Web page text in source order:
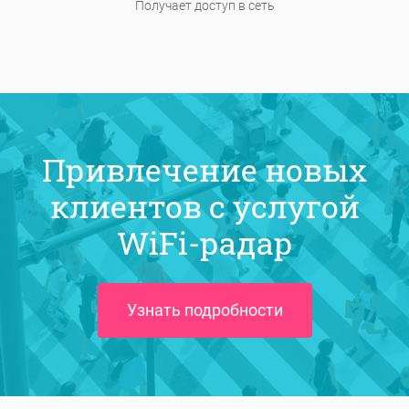
Получает доступ в сеть
Привлечение новых
клиентов с услугой
WiFi-радар
Узнать подробности